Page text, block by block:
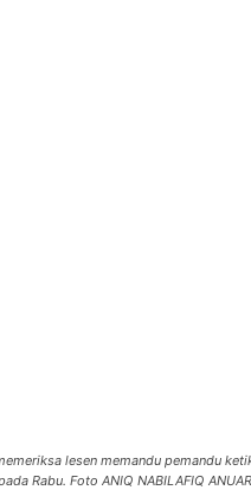
lesen memandu pemandu
Rabu. Foto ANIQ NABILAFIQ